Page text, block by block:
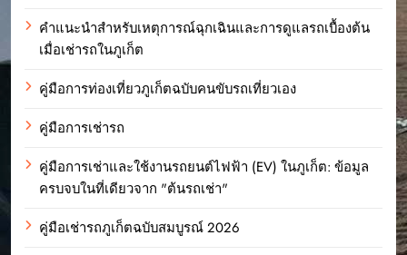
คำแนะนำสำหรับเหตุการณ์ฉุกเฉินและการดูแลรถเบื้องต้น
เมื่อเช่ารถในภูเก็ต
คู่มือการท่องเที่ยวภูเก็ตฉบับคนขับรถเที่ยวเอง
คู่มือการเช่ารถ
คู่มือการเช่าและใช้งานรถยนต์ไฟฟ้า (EV) ในภูเก็ต: ข้อมูล
ครบจบในที่เดียวจาก "ต้นรถเช่า"
คู่มือเช่ารถภูเก็ตฉบับสมบูรณ์ 2026